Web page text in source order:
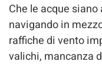
Che le acque
navigando in
raffiche di vento
valichi, mancanza